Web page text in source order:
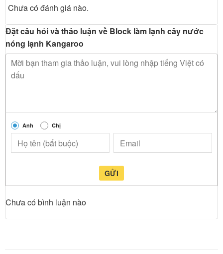
Chưa có đánh giá nào.
Đặt câu hỏi và thảo luận về Block làm lạnh cây nước
nóng lạnh Kangaroo
Anh Chị
GỬI
Chưa có bình luận nào